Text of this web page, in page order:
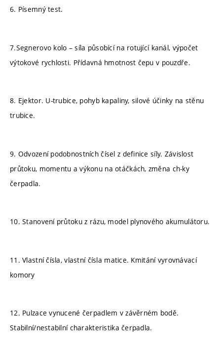
6. Písemný test.
7.Segnerovo kolo – síla působící na rotující kanál, výpočet
výtokové rychlosti. Přídavná hmotnost čepu v pouzdře.
8. Ejektor. U-trubice, pohyb kapaliny, silové účinky na stěnu
trubice.
9. Odvození podobnostních čísel z definice síly. Závislost
průtoku, momentu a výkonu na otáčkách, změna ch-ky
čerpadla.
10. Stanovení průtoku z rázu, model plynového akumulátoru.
11. Vlastní čísla, vlastní čísla matice. Kmitání vyrovnávací
komory
12. Pulzace vynucené čerpadlem v závěrném bodě.
Stabilní/nestabilní charakteristika čerpadla.